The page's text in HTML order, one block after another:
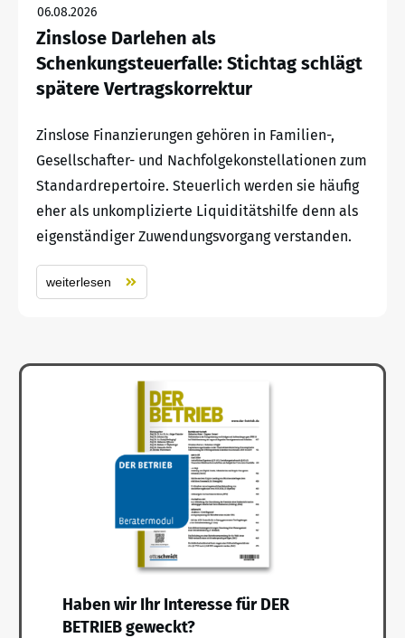
06.08.2026
Zinslose Darlehen als
Schenkungsteuerfalle: Stichtag schlägt
spätere Vertragskorrektur
Zinslose Finanzierungen gehören in Familien-,
Gesellschafter- und Nachfolgekonstellationen zum
Standardrepertoire. Steuerlich werden sie häufig
eher als unkomplizierte Liquiditätshilfe denn als
eigenständiger Zuwendungsvorgang verstanden.
weiterlesen
Haben wir Ihr Interesse für DER
BETRIEB geweckt?